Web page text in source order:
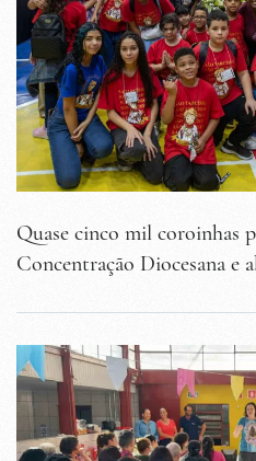
Quase cinco mil coroinhas
Concentração Diocesana e